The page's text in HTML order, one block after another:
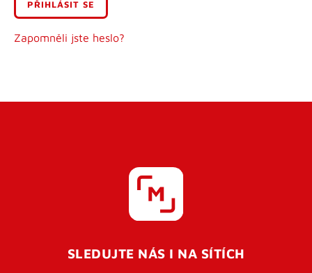
Zapomněli jste heslo?
Uživatelské jméno
SLEDUJTE NÁS I NA SÍTÍCH